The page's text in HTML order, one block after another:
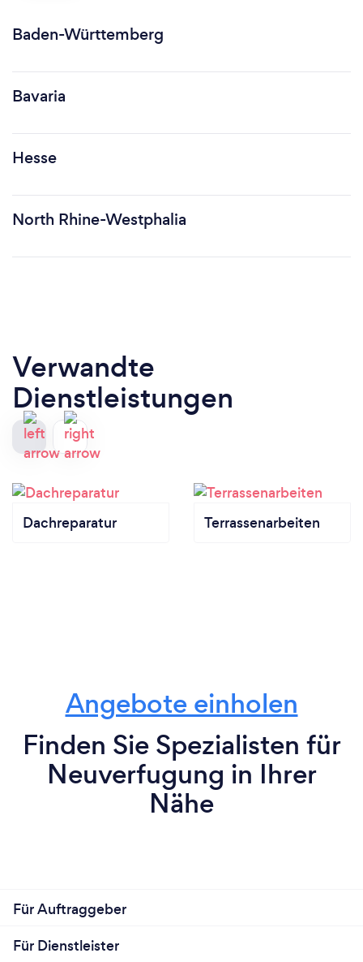
Baden-Württemberg
Bavaria
Hesse
North Rhine-Westphalia
Verwandte
Dienstleistungen
Dachreparatur Terrassenarbeiten
Angebote einholen
Finden Sie Spezialisten für
Neuverfugung in Ihrer
Nähe
Für Auftraggeber
Für Dienstleister